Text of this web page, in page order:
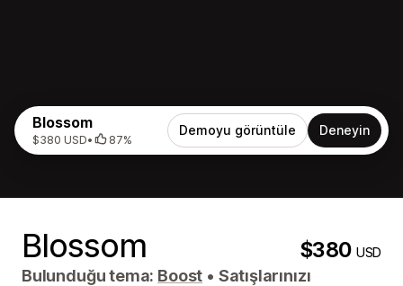
Blossom
$380 USD• 87%
Demoyu görüntüle Deneyin
Blossom $380USD
Bulunduğu tema: Boost • Satışlarınızı